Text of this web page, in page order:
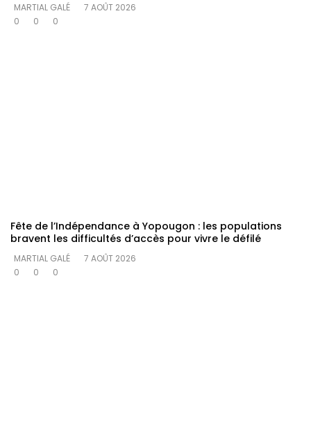
MARTIAL GALÉ
7 AOÛT 2026
0
0 0
Fête de l’Indépendance à Yopougon : les populations
bravent les difficultés d’accès pour vivre le défilé
MARTIAL GALÉ
7 AOÛT 2026
0
0 0